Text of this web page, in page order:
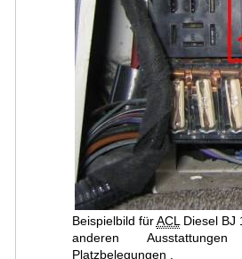
Beispielbild fürACL Diesel BJ
anderen
Platzbelegungen .